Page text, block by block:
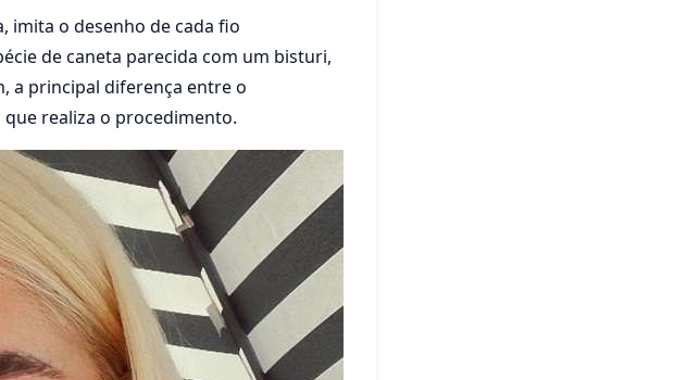
imita o desenho de cada fio
de caneta parecida com um bisturi,
a principal diferença entre o
realiza o procedimento.